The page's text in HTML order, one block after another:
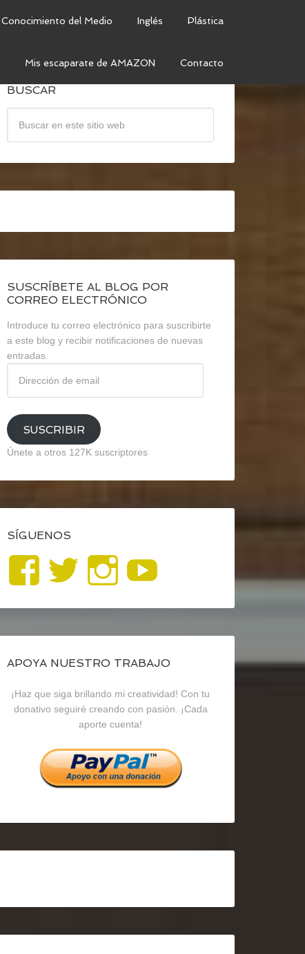
Conocimiento del Medio Inglés Plástica
Mis escaparate de AMAZON Contacto
BUSCAR
SUSCRÍBETE AL BLOG POR
CORREO ELECTRÓNICO
Introduce tu correo electrónico para suscribirte
a este blog y recibir notificaciones de nuevas
entradas.
email
SUSCRIBIR
Únete a otros 127K suscriptores
SÍGUENOS
Ver
perfil
de
blogrecursosep
en
Facebook
Ver
perfil
de
recursosep
en
Twitter
Ver
perfil
de
recursosep
en
Instagram
YouTube
APOYA NUESTRO TRABAJO
¡Haz que siga brillando mi creatividad! Con tu
donativo seguiré creando con pasión. ¡Cada
aporte cuenta!